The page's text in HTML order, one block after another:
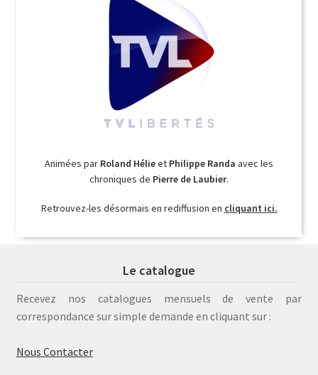
Animées par Roland Hélieet Philippe Randa avec les
chroniques de Pierre de Laubier.
Retrouvez-les désormais en rediffusion en cliquant ici.
Le catalogue
Recevez nos catalogues mensuels de vente par
correspondance sur simple demande en cliquant sur :
Nous Contacter